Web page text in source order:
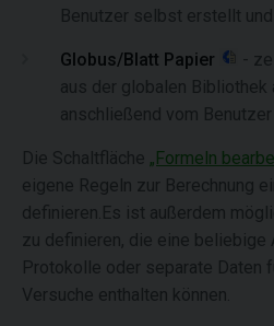
Benutzer selbst erstellt und
Globus/Blatt Papier
-
aus der globalen Bibliothek
anschließend vom
Die Schaltfläche „Formeln
eigene Regeln zur Berechnung
definieren.Es ist außerdem
zu definieren, die eine beliebige
Protokolle oder separate Daten
Versuche enthalten können.